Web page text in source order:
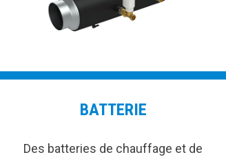
BATTERIE
Des batteries de chauffage et de